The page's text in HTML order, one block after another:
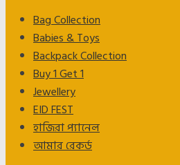
Bag Collection
Babies & Toys
Backpack Collection
Buy 1 Get 1
Jewellery
EID FEST
হাজিরা প্যানেল
আমার রেকর্ড